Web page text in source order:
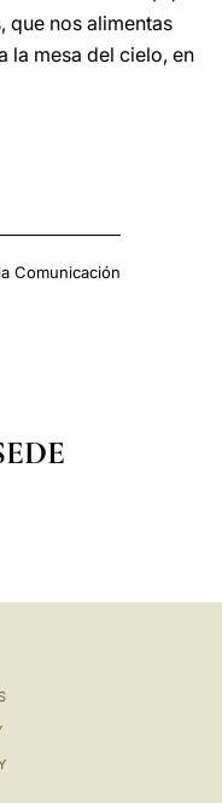
que nos alimentas
la mesa del cielo, en
Comunicación